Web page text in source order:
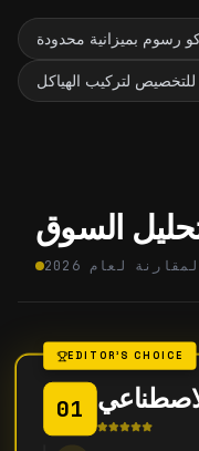
رسوم بميزانية محدودة
للتخصيص لتركيب الهياكل
السوق
لعام 2026
EDITOR'S CHOICE
01